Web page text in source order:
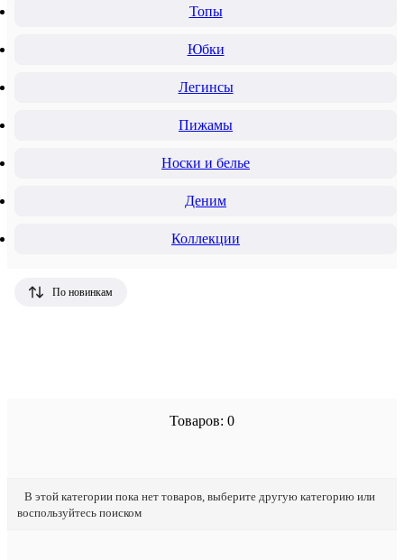
Топы
Юбки
Легинсы
Пижамы
Носки и белье
Деним
Коллекции
Товаров: 0
По новинкам
В этой категории пока нет товаров, выберите другую категорию или
воспользуйтесь поиском